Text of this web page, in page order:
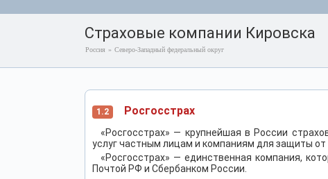
Страховые компании Кировска
Россия » Северо-Западный федеральный округ
1.2 Росгосстрах
«Росгосстрах» — крупнейшая в России
услуг частным лицам и компаниям для защиты от
«Росгосстрах» — единственная компания,
Почтой РФ и Сбербанком России.